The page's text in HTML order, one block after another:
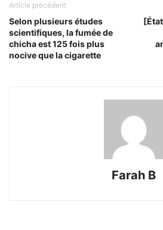
Article précédent
Selon plusieurs études
scientifiques, la fumée de
chicha est 125 fois plus
nocive que la cigarette
Farah B